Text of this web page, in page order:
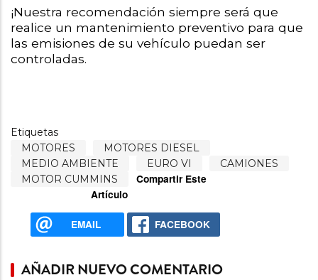
¡Nuestra recomendación siempre será que
realice un mantenimiento preventivo para que
las emisiones de su vehículo puedan ser
controladas.
Etiquetas
MOTORES
MOTORES DIESEL
MEDIO AMBIENTE
EURO VI
CAMIONES
MOTOR CUMMINS
Compartir Este
Artículo
EMAIL FACEBOOK
AÑADIR NUEVO COMENTARIO